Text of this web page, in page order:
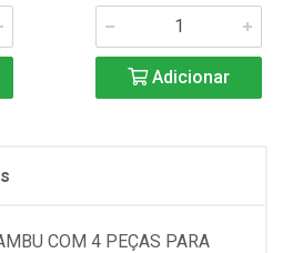
Adicionar
COM 4 PEÇAS PARA